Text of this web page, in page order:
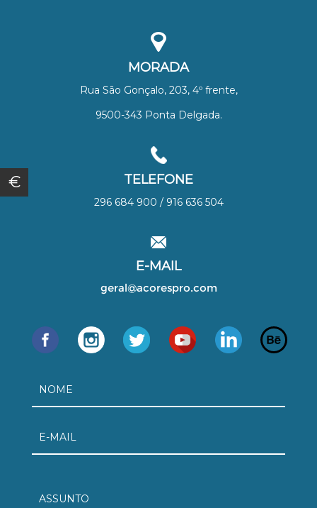
€
MORADA
Rua São Gonçalo, 203, 4º frente,
9500-343 Ponta Delgada.
TELEFONE
296 684 900 / 916 636 504
E-MAIL